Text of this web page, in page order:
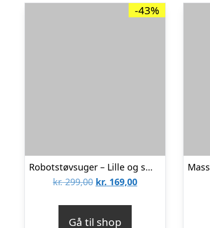
-43%
Robotstøvsuger – Lille og smart
kr.299,00 Den
kr. 169,00Den
Gå til shop